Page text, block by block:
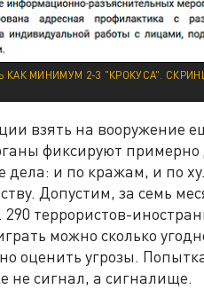
МИНИМУМ 2-3 "КРОКУСА".
взять на вооружение
фиксируют
и по кражам, и по
Допустим, за семь
террористов-
можно сколько
оценить угрозы.
не сигнал, а сигналище.